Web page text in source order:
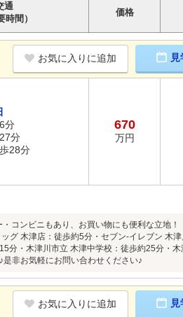
通
時間）
価格
お気に入りに追加
分
分
28分
670
万円
コンビニもあり、お買い物にも便利な立地
グ 木津店：徒歩約5分・セブン-イレブン 木
分・木津川市立 木津中学校：徒歩約25分・
非お気軽にお問い合わせください♪
お気に入りに追加